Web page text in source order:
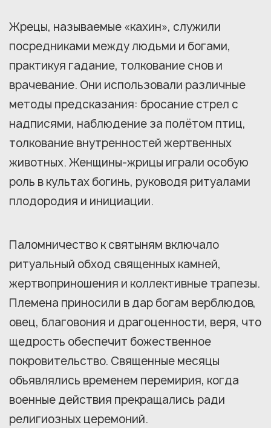
Жрецы, называемые «кахин», служили
посредниками между людьми и богами,
практикуя гадание, толкование снов и
врачевание. Они использовали различные
методы предсказания: бросание стрел с
надписями, наблюдение за полётом птиц,
толкование внутренностей жертвенных
животных. Женщины-жрицы играли особую
роль в культах богинь, руководя ритуалами
плодородия и инициации.
Паломничество к святыням включало
ритуальный обход священных камней,
жертвоприношения и коллективные трапезы.
Племена приносили в дар богам верблюдов,
овец, благовония и драгоценности, веря, что
щедрость обеспечит божественное
покровительство. Священные месяцы
объявлялись временем перемирия, когда
военные действия прекращались ради
религиозных церемоний.